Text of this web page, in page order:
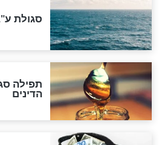
"מודה לקב"ה
לכל המאמרים